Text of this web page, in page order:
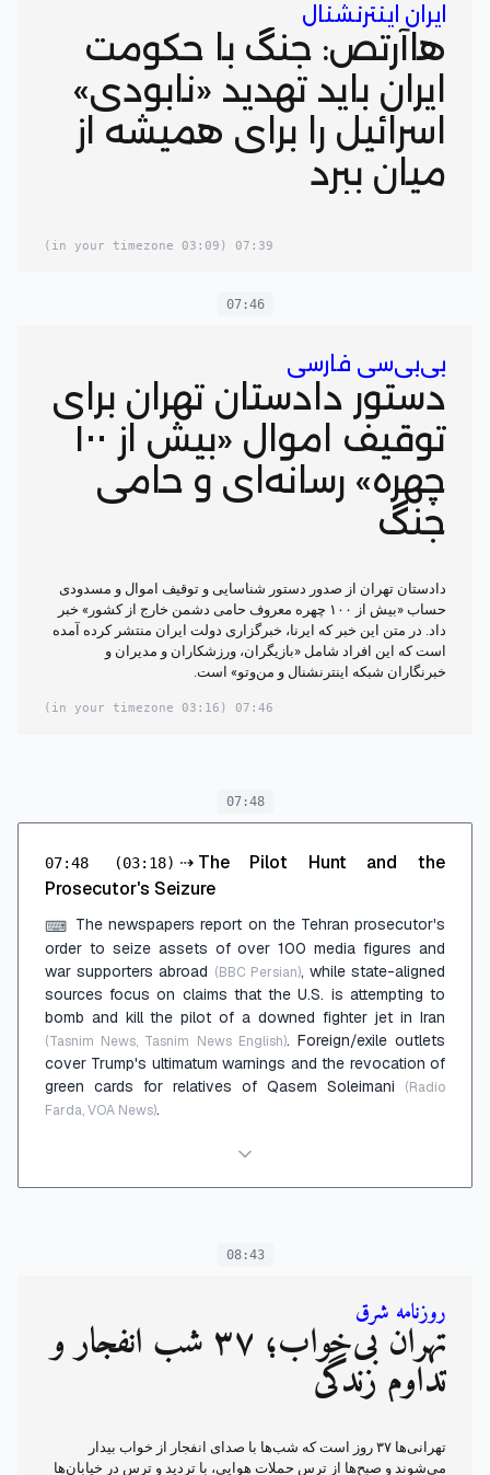
ایران اینترنشنال
هاآرتص: جنگ با حکومت
ایران باید تهدید «نابودی»
اسرائیل را برای همیشه از
میان ببرد
07:39
(03:09 in your timezone)
07:46
بی‌بی‌سی فارسی
دستور دادستان تهران برای
توقیف اموال «بیش از ۱۰۰
چهره» رسانه‌ای و حامی
جنگ
دادستان تهران از صدور دستور شناسایی و توقیف اموال و مسدودی
حساب «بیش از ۱۰۰ چهره‌ معروف حامی دشمن خارج از کشور» خبر
داد. در متن این خبر که ایرنا، خبرگزاری دولت ایران منتشر کرده آمده
است که این افراد شامل «بازیگران، ورزشکاران و مدیران و
خبرنگاران شبکه‌ اینترنشنال و من‌وتو» است.
07:46
(03:16 in your timezone)
07:48
07:48 (03:18) ⇢ The Pilot Hunt and the
Prosecutor's Seizure
⌨ The newspapers report on the Tehran prosecutor's
order to seize assets of over 100 media figures and
war supporters abroad (BBC Persian), while state-aligned
sources focus on claims that the U.S. is attempting to
bomb and kill the pilot of a downed fighter jet in Iran
(Tasnim News, Tasnim News English). Foreign/exile outlets
cover Trump's ultimatum warnings and the revocation of
green cards for relatives of Qasem Soleimani
(Radio
Farda, VOA News).
08:43
روزنامه شرق تهران بی‌خواب؛ ۳۷ شب انفجار و
تداوم زندگی
تهرانی‌ها ۳۷ روز است که شب‌ها با صدای انفجار از خواب بیدار
می‌شوند و صبح‌ها از ترس حملات هوایی، با تردید و ترس در خیابان‌ها